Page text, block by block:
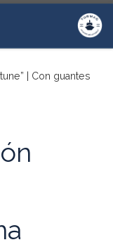
| Con guantes